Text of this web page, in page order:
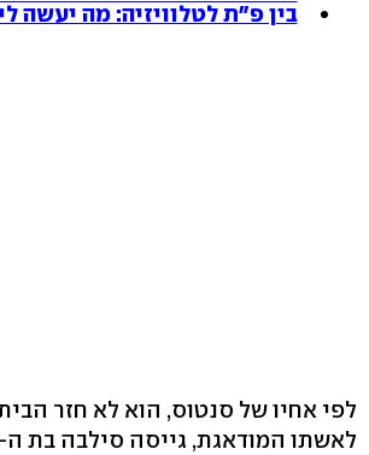
בין פ"ת לטלוויזיה: מה יעשה
לפי אחיו של סנטוס, הוא לא חזר